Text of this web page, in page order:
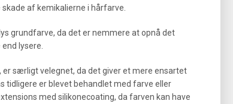
af kemikalierne i hårfarve.
grundfarve, da det er nemmere at opnå det
lysere.
særligt velegnet, da det giver et mere ensartet
tidligere er blevet behandlet med farve eller
med silikonecoating, da farven kan have